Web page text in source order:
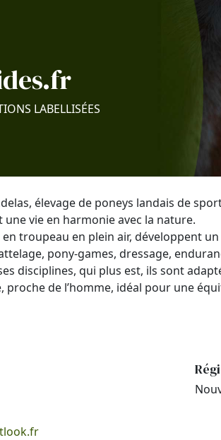
LABELLISÉES
élevage de poneys landais de
vie en harmonie avec la nature.
en troupeau en plein air, développent
pony-games, dressage,
disciplines, qui plus est, ils sont
proche de l’homme, idéal pour une